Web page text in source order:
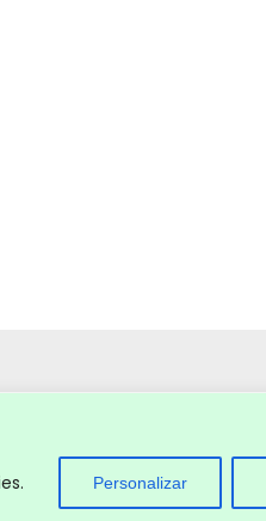
Personalizar